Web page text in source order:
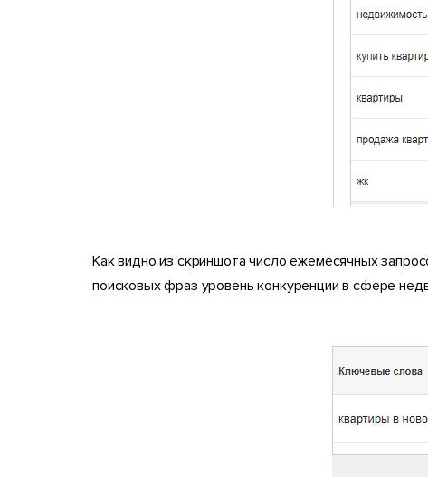
Как видно из скриншота число ежемесячных
поисковых фраз уровень конкуренции в сфере